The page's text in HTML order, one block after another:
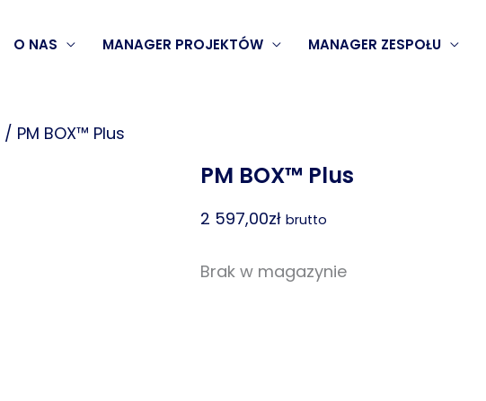
O NAS MANAGER PROJEKTÓW MANAGER ZESPOŁU
/ PM BOX™ Plus
PM BOX™ Plus
2 597,00zł brutto
Brak w magazynie